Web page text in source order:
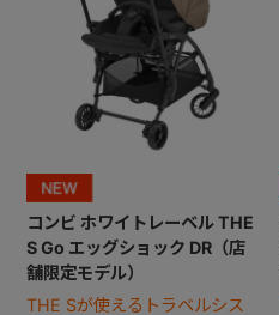
コンビ ホワイトレーベル THE
S Go エッグショック DR（店
舗限定モデル）
THE Sが使えるトラベルシス